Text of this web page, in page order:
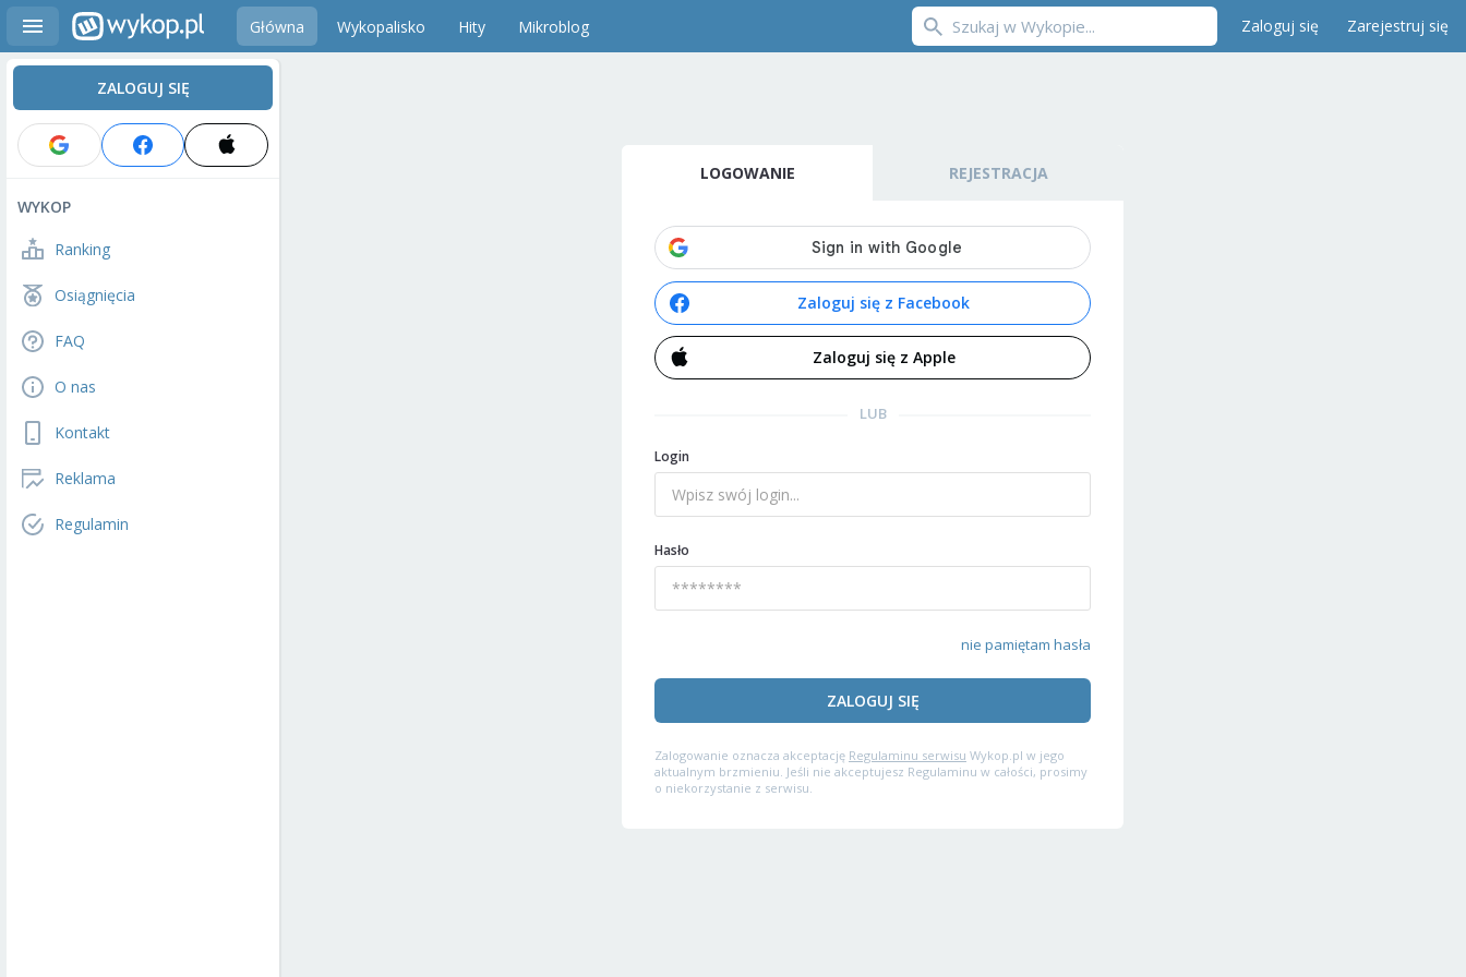
Główna Wykopalisko Hity Mikroblog Zaloguj się Zarejestruj się
ZALOGUJ SIĘ
WYKOP
Ranking
Osiągnięcia
FAQ
O nas
Kontakt
Reklama
Regulamin
LOGOWANIE REJESTRACJA
Zaloguj się z Facebook
Zaloguj się z Apple
LUB
Login
Hasło
nie pamiętam hasła
ZALOGUJ SIĘ
Zalogowanie oznacza akceptację Regulaminu serwisu Wykop.pl w jego
aktualnym brzmieniu. Jeśli nie akceptujesz Regulaminu w całości, prosimy
o niekorzystanie z serwisu.